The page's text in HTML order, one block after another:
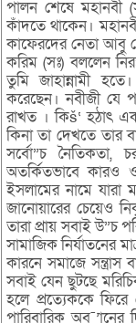
পালন শেষে
কাঁদতে থাকেন।
কাফেরদের নেতা আবু
করিম (সঃ) বললেন
তুমি জাহান্নামী
করেছেন। নবীজী যে
রাখত । কিš‘ হঠাৎ
কিনা তা দেখতে তার
সর্বো”চ নৈতিকতা,
অতর্কিতভাবে
ইসলামের নামে যারা
জানোয়ারের চেয়েও
তারা প্রায় সবাই উ”চ
সামাজিক নির্যাতনের
কারনে সমাজে
সবাই যেন ছুটছে
হলে প্রত্যেককে ফিরে
পারিবারিক